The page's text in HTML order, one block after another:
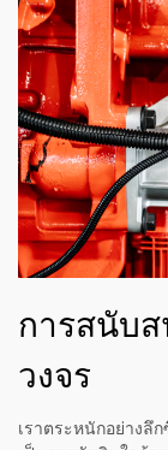
การสนับ
วงจร
เราตระหนักอย่างลึ